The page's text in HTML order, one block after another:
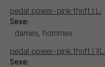
pedal power-pink thrift | L:
Sexe:
dames, hommes
pedal power-pink thrift | XL:
Sexe: